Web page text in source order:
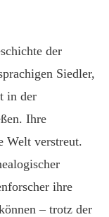
der
Siedler,
in der
Ihre
Welt verstreut.
ihre
– trotz der